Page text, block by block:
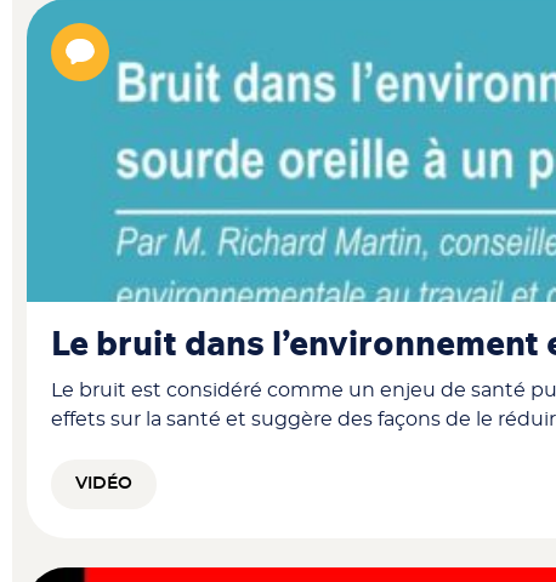
Le bruit dans l’environnement
Le bruit est considéré comme un enjeu de santé
effets sur la santé et suggère des façons de le
VIDÉO